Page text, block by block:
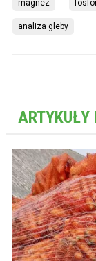
magnez
analiza gleby
ARTYKUŁY